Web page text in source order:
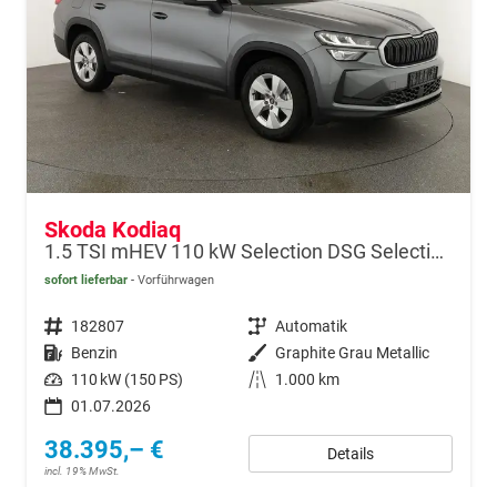
Skoda Kodiaq
1.5 TSI mHEV 110 kW Selection DSG Selection, AHK, Navi, Side, Kamera, Winter, 4 J.- Garantie
sofort lieferbar Vorführwagen
Fahrzeugnr. 182807 Getriebe Automatik
Kraftstoff Benzin Außenfarbe Graphite Grau Metallic
Leistung 110 kW (150 PS) Kilometerstand
1.000 km
01.07.2026
38.395,– €
incl. 19% MwSt.
Details